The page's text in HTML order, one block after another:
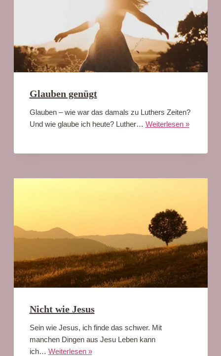
Glauben genügt
Glauben – wie war das damals zu Luthers Zeiten?
Und wie glaube ich heute? Luther… Weiterlesen »
Nicht wie Jesus
Sein wie Jesus, ich finde das schwer. Mit
manchen Dingen aus Jesu Leben kann
ich… Weiterlesen »